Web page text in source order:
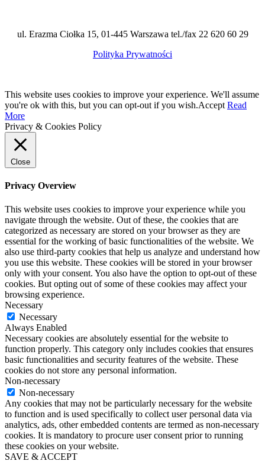
ul. Erazma Ciołka 15, 01-445 Warszawa tel./fax 22 620 60 29
Polityka Prywatności
This website uses cookies to improve your experience. We'll assume
you're ok with this, but you can opt-out if you wish.Accept Read
More
Privacy & Cookies Policy
Close
Privacy Overview
This website uses cookies to improve your experience while you
navigate through the website. Out of these, the cookies that are
categorized as necessary are stored on your browser as they are
essential for the working of basic functionalities of the website. We
also use third-party cookies that help us analyze and understand how
you use this website. These cookies will be stored in your browser
only with your consent. You also have the option to opt-out of these
cookies. But opting out of some of these cookies may affect your
browsing experience.
Necessary
Necessary
Always Enabled
Necessary cookies are absolutely essential for the website to
function properly. This category only includes cookies that ensures
basic functionalities and security features of the website. These
cookies do not store any personal information.
Non-necessary
Non-necessary
Any cookies that may not be particularly necessary for the website
to function and is used specifically to collect user personal data via
analytics, ads, other embedded contents are termed as non-necessary
cookies. It is mandatory to procure user consent prior to running
these cookies on your website.
SAVE & ACCEPT